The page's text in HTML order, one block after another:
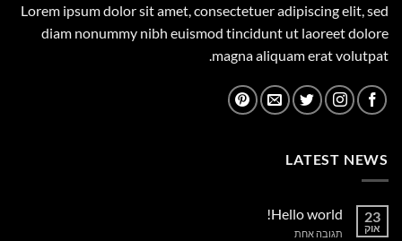
Lorem ipsum dolor sit amet, consectetuer adipiscing elit, sed
diam nonummy nibh euismod tincidunt ut laoreet dolore
magna aliquam erat volutpat.
LATEST NEWS
23
אוק
Hello world!
תגובה אחתעל